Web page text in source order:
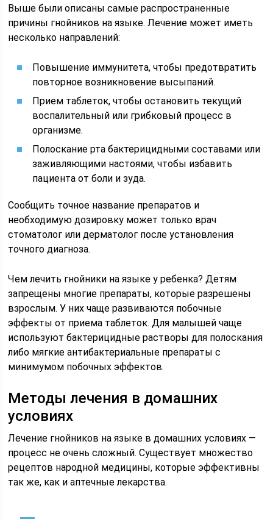
Выше были описаны самые распространенные
причины гнойников на языке. Лечение может иметь
несколько направлений:
Повышение иммунитета, чтобы предотвратить
повторное возникновение высыпаний.
Прием таблеток, чтобы остановить текущий
воспалительный или грибковый процесс в
организме.
Полоскание рта бактерицидными составами или
заживляющими настоями, чтобы избавить
пациента от боли и зуда.
Сообщить точное название препаратов и
необходимую дозировку может только врач
стоматолог или дерматолог после установления
точного диагноза.
Чем лечить гнойники на языке у ребенка? Детям
запрещены многие препараты, которые разрешены
взрослым. У них чаще развиваются побочные
эффекты от приема таблеток. Для малышей чаще
используют бактерицидные растворы для полоскания
либо мягкие антибактериальные препараты с
минимумом побочных эффектов.
Методы лечения в домашних
условиях
Лечение гнойников на языке в домашних условиях —
процесс не очень сложный. Существует множество
рецептов народной медицины, которые эффективны
так же, как и аптечные лекарства.